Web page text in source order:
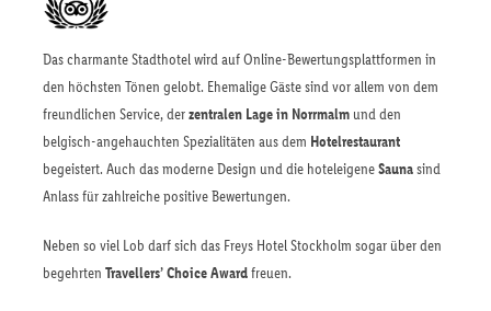
Das charmante Stadthotel wird auf Online-Bewertungsplattformen in
den höchsten Tönen gelobt. Ehemalige Gäste sind vor allem von dem
freundlichen Service, derzentralen Lage in Norrmalm und den
belgisch-angehauchten Spezialitäten aus dem Hotelrestaurant
begeistert. Auch das moderne Design und die hoteleigeneSaunasind
Anlass für zahlreiche positive Bewertungen.
Neben so viel Lob darf sich das Freys Hotel Stockholm sogar über den
begehrten Travellers’ Choice Awardfreuen.